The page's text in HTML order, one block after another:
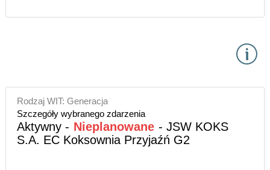
Rodzaj WIT: Generacja
Szczegóły wybranego zdarzenia
Aktywny - Nieplanowane - JSW KOKS
S.A. EC Koksownia Przyjaźń G2